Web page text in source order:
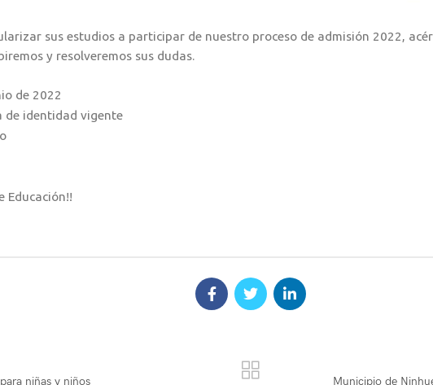
sus estudios a participar de nuestro proceso de admisión 2022,
y resolveremos sus dudas.
de 2022
de identidad vigente
Educación!!
niñas y niños Municipio de